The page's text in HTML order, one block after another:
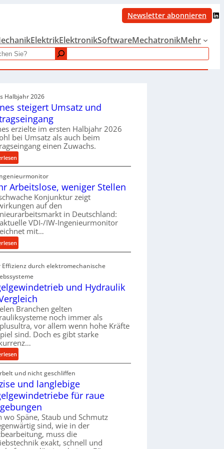
Newsletter abonnieren LinkedIn
ElektrikElektronikSoftwareMechatronikMehr
Halbjahr 2026
steigert Umsatz und
erzielte im ersten Halbjahr 2026
bei Umsatz als auch beim
einen Zuwachs.
:
K
r
o
n
e
s
s
t
e
i
r
t
U
m
s
a
t
z
u
n
d
A
u
f
t
r
a
g
Arbeitslose, weniger Stellen
Konjunktur zeigt
auf den
in Deutschland:
VDI-/IW-Ingenieurmonitor
mit…
:
M
r
A
r
b
e
i
t
s
l
o
s
e
,
w
e
n
i
g
Effizienz durch elektromechanische
und Hydraulik
Branchen gelten
noch immer als
vor allem wenn hohe Kräfte
sind. Doch es gibt starke
:
K
u
g
l
g
e
w
i
und nicht geschliffen
und langlebige
für raue
wo Späne, Staub und Schmutz
sind, wie in der
muss die
exakt, schnell und